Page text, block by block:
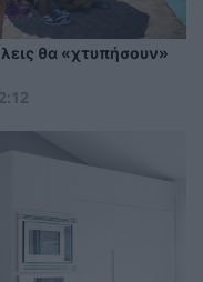
θα «χτυπήσουν»